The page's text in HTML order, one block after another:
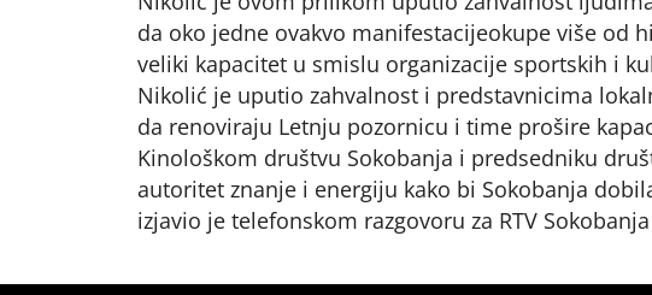
da oko jedne ovakvo manifestacijeokupe više od
veliki kapacitet u smislu organizacije sportskih i
Nikolić je uputio zahvalnost i predstavnicima
da renoviraju Letnju pozornicu i time prošire
Kinološkom društvu Sokobanja i predsedniku
autoritet znanje i energiju kako bi Sokobanja
izjavio je telefonskom razgovoru za RTV